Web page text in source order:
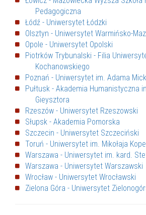
Pedagogiczna
Łódź - Uniwersytet Łódzki
Olsztyn - Uniwersytet Warmińsko-
Opole - Uniwersytet Opolski
Piotrków Trybunalski - Filia
Kochanowskiego
Poznań - Uniwersytet im. Adama
Pułtusk - Akademia Humanistyczna
Gieysztora
Rzeszów - Uniwersytet Rzeszowski
Słupsk - Akademia Pomorska
Szczecin - Uniwersytet Szczeciński
Toruń - Uniwersytet im. Mikołaja
Warszawa - Uniwersytet im. kard.
Warszawa - Uniwersytet Warszawski
Wrocław - Uniwersytet Wrocławski
Zielona Góra - Uniwersytet